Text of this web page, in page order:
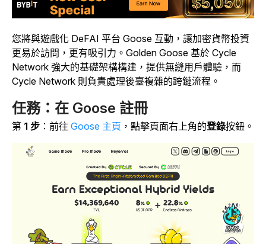
您將與遊戲化 DeFAI 平台 Goose 互動，讓加密貨幣投資
更易於訪問，更有吸引力。Golden Goose 基於 Cycle
Network 強大的基礎架構構建，提供無縫用戶體驗，而
Cycle Network 則負責處理後臺複雜的跨鏈流程。
任務：在 Goose 註冊
第 1 步 ：前往 Goose 主頁 ，點擊頁面右上角的登錄按鈕。